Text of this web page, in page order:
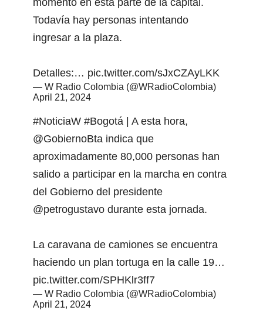
Todavía hay personas intentando
ingresar a la plaza.
Detalles:… pic.twitter.com/sJxCZAyLKK
— W Radio Colombia (@WRadioColombia)
April 21, 2024
#NoticiaW #Bogotá | A esta hora,
@GobiernoBta indica que
aproximadamente 80,000 personas han
salido a participar en la marcha en contra
del Gobierno del presidente
@petrogustavo durante esta jornada.
La caravana de camiones se encuentra
haciendo un plan tortuga en la calle 19…
pic.twitter.com/SPHKlr3ff7
— W Radio Colombia (@WRadioColombia)
April 21, 2024